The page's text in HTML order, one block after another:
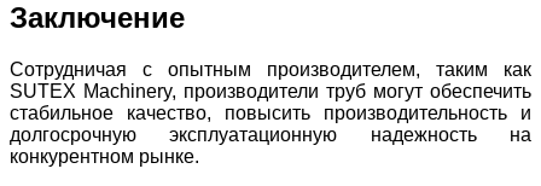
Заключение
Сотрудничая с опытным производителем, таким как
SUTEX Machinery, производители труб могут обеспечить
стабильное качество, повысить производительность и
долгосрочную эксплуатационную надежность на
конкурентном рынке.